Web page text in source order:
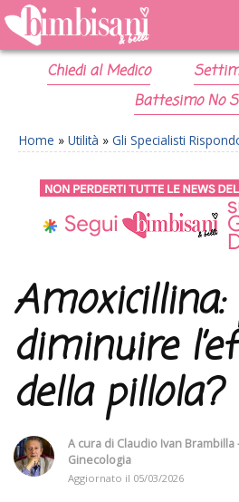
Chiedi al Medico
Battesimo No
Home » Utilità » Gli Specialisti
Amoxicillina:
diminuire
della pillola?
A cura di Claudio Ivan
Ginecologia
Aggiornato il 05/03/2026